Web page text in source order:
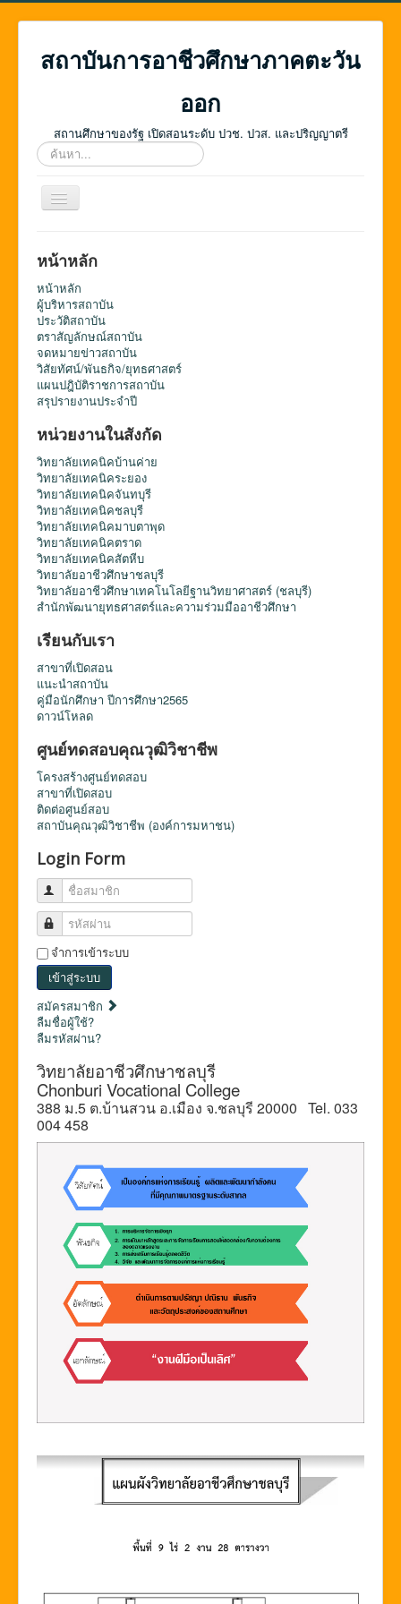
สถาบันการอาชีวศึกษาภาคตะวัน
ออก
สถานศึกษาของรัฐ เปิดสอนระดับ ปวช. ปวส. และปริญญาตรี
ค้นหา...
สลับ
เน
ชั่น
หน้าหลัก
หน้าหลัก
ผู้บริหารสถาบัน
ประวัติสถาบัน
ตราสัญลักษณ์สถาบัน
จดหมายข่าวสถาบัน
วิสัยทัศน์/พันธกิจ/ยุทธศาสตร์
แผนปฎิบัติราชการสถาบัน
สรุปรายงานประจำปี
หน่วยงานในสังกัด
วิทยาลัยเทคนิคบ้านค่าย
วิทยาลัยเทคนิคระยอง
วิทยาลัยเทคนิคจันทบุรี
วิทยาลัยเทคนิคชลบุรี
วิทยาลัยเทคนิคมาบตาพุด
วิทยาลัยเทคนิคตราด
วิทยาลัยเทคนิคสัตหีบ
วิทยาลัยอาชีวศึกษาชลบุรี
วิทยาลัยอาชีวศึกษาเทคโนโลยีฐานวิทยาศาสตร์ (ชลบุรี)
สำนักพัฒนายุทธศาสตร์และความร่วมมืออาชีวศึกษา
เรียนกับเรา
สาขาที่เปิดสอน
แนะนำสถาบัน
คู่มือนักศึกษา ปีการศึกษา2565
ดาวน์โหลด
ศูนย์ทดสอบคุณวุฒิวิชาชีพ
โครงสร้างศูนย์ทดสอบ
สาขาที่เปิดสอบ
ติดต่อศูนย์สอบ
สถาบันคุณวุฒิวิชาชีพ (องค์การมหาชน)
Login Form
ชื่อสมาชิก
รหัสผ่าน
จำการเข้าระบบ
เข้าสู่ระบบ
สมัครสมาชิก
ลืมชื่อผู้ใช้?
ลืมรหัสผ่าน?
วิทยาลัยอาชีวศึกษาชลบุรี
Chonburi Vocational College
388 ม.5 ต.บ้านสวน อ.เมือง จ.ชลบุรี 20000 Tel. 033
004 458